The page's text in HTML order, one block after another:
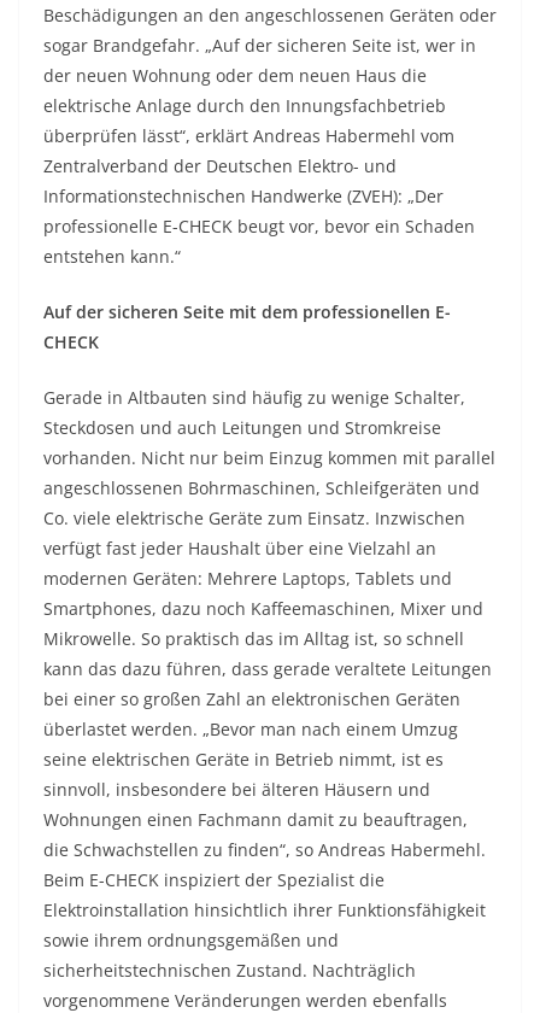
Beschädigungen an den angeschlossenen Geräten oder
sogar Brandgefahr. „Auf der sicheren Seite ist, wer in
der neuen Wohnung oder dem neuen Haus die
elektrische Anlage durch den Innungsfachbetrieb
überprüfen lässt“, erklärt Andreas Habermehl vom
Zentralverband der Deutschen Elektro- und
Informationstechnischen Handwerke (ZVEH): „Der
professionelle E-CHECK beugt vor, bevor ein Schaden
entstehen kann.“
Auf der sicheren Seite mit dem professionellen E-
CHECK
Gerade in Altbauten sind häufig zu wenige Schalter,
Steckdosen und auch Leitungen und Stromkreise
vorhanden. Nicht nur beim Einzug kommen mit parallel
angeschlossenen Bohrmaschinen, Schleifgeräten und
Co. viele elektrische Geräte zum Einsatz. Inzwischen
verfügt fast jeder Haushalt über eine Vielzahl an
modernen Geräten: Mehrere Laptops, Tablets und
Smartphones, dazu noch Kaffeemaschinen, Mixer und
Mikrowelle. So praktisch das im Alltag ist, so schnell
kann das dazu führen, dass gerade veraltete Leitungen
bei einer so großen Zahl an elektronischen Geräten
überlastet werden. „Bevor man nach einem Umzug
seine elektrischen Geräte in Betrieb nimmt, ist es
sinnvoll, insbesondere bei älteren Häusern und
Wohnungen einen Fachmann damit zu beauftragen,
die Schwachstellen zu finden“, so Andreas Habermehl.
Beim E-CHECK inspiziert der Spezialist die
Elektroinstallation hinsichtlich ihrer Funktionsfähigkeit
sowie ihrem ordnungsgemäßen und
sicherheitstechnischen Zustand. Nachträglich
vorgenommene Veränderungen werden ebenfalls